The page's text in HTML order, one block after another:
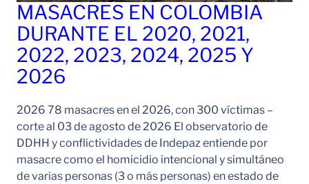
MASACRES EN COLOMBIA
DURANTE EL 2020, 2021,
2022, 2023, 2024, 2025 Y
2026
2026 78 masacres en el 2026, con 300 víctimas –
corte al 03 de agosto de 2026 El observatorio de
DDHH y conflictividades de Indepaz entiende por
masacre como el homicidio intencional y simultáneo
de varias personas (3 o más personas) en estado de